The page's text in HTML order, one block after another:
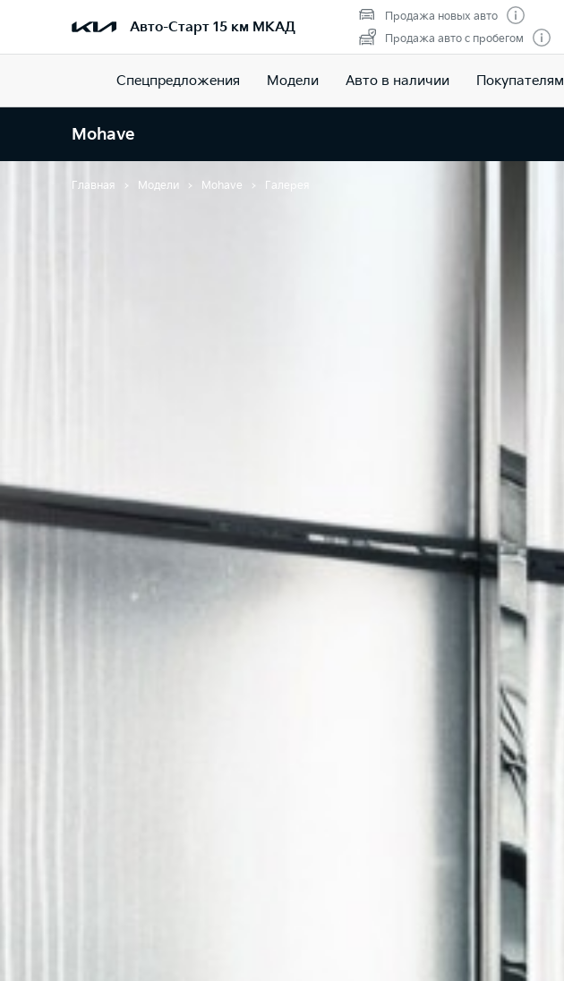
Авто-Старт 15 км МКАД
Продажа новых авто
Продажа авто с пробегом
Спецпредложения Модели Авто в наличии Покупателям
Mohave
Главная Модели Mohave Галерея